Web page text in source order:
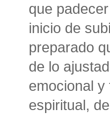
que
inicio de
preparado
de lo
emocional
espiritual,